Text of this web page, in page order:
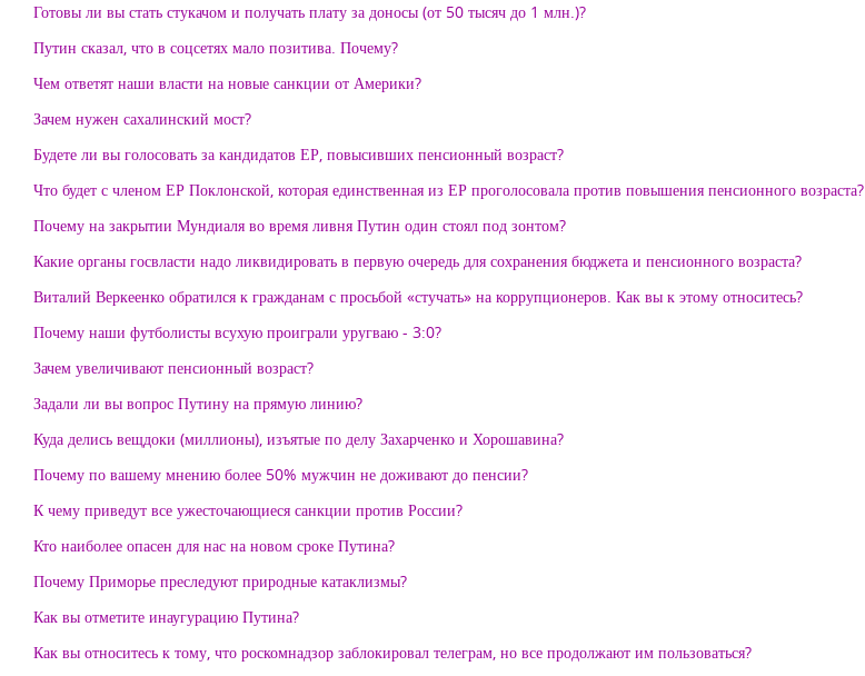
Готовы ли вы стать стукачом и получать плату за доносы (от 50 тысяч до 1 млн.)?
Путин сказал, что в соцсетях мало позитива. Почему?
Чем ответят наши власти на новые санкции от Америки?
Зачем нужен сахалинский мост?
Будете ли вы голосовать за кандидатов ЕР, повысивших пенсионный возраст?
Что будет с членом ЕР Поклонской, которая единственная из ЕР проголосовала против повышения пенсионного возраста?
Почему на закрытии Мундиаля во время ливня Путин один стоял под зонтом?
Какие органы госвласти надо ликвидировать в первую очередь для сохранения бюджета и пенсионного возраста?
Виталий Веркеенко обратился к гражданам с просьбой «стучать» на коррупционеров. Как вы к этому относитесь?
Почему наши футболисты всухую проиграли уругваю - 3:0?
Зачем увеличивают пенсионный возраст?
Задали ли вы вопрос Путину на прямую линию?
Куда делись вещдоки (миллионы), изъятые по делу Захарченко и Хорошавина?
Почему по вашему мнению более 50% мужчин не доживают до пенсии?
К чему приведут все ужесточающиеся санкции против России?
Кто наиболее опасен для нас на новом сроке Путина?
Почему Приморье преследуют природные катаклизмы?
Как вы отметите инаугурацию Путина?
Как вы относитесь к тому, что роскомнадзор заблокировал телеграм, но все продолжают им пользоваться?